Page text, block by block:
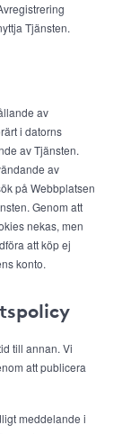
Tjänsten.
av
i datorns
av Tjänsten.
av
på Webbplatsen
Genom att
nekas, men
att köp ej
konto.
till annan. Vi
att publicera
meddelande i